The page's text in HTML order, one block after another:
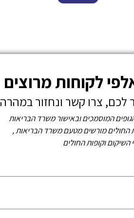
לקוחות מרוצים
לכם, צרו קשר ונחזור במהרה
הגופים המוסמכים ובאישור משרד הבריאות
החולים מורשים מטעם משרד הבריאות ,
השיקום וקופות החולים